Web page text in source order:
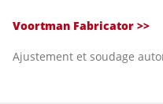
Voortman Fabricator >>
Ajustement et soudage